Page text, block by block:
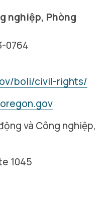
nghiệp, Phòng
0764
boli/civil-rights/
và Công nghiệp,
1045